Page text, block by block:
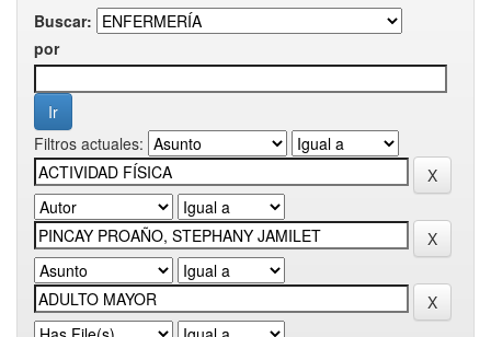
Buscar:
por
Filtros actuales: